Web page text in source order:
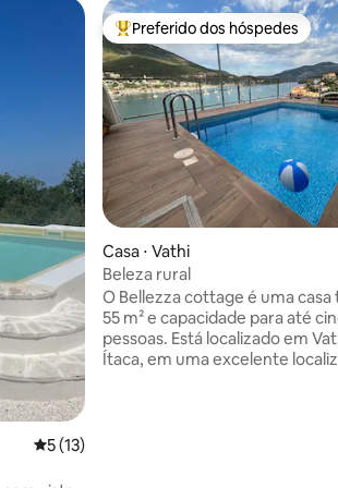
hóspedes
5 de uma avaliação média de 5, 13
5 (13)
Entre os melhores preferidos
Preferido dos hóspedes
Casa ⋅ Vathi
Beleza rural
O Bellezza cottage é uma
55 m² e capacidade para até
pessoas. Está localizado em
Ítaca, em uma excelente